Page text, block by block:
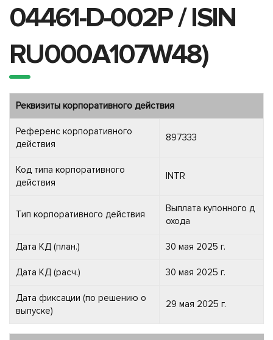
04461-D-002P / ISIN
RU000A107W48)
Реквизиты корпоративного действия
Референс корпоративного
действия
897333
Код типа корпоративного
действия
INTR
Тип корпоративного действия
Выплата купонного д
охода
Дата КД (план.) 30 мая 2025 г.
Дата КД (расч.) 30 мая 2025 г.
Дата фиксации (по решению о
выпуске)
29 мая 2025 г.